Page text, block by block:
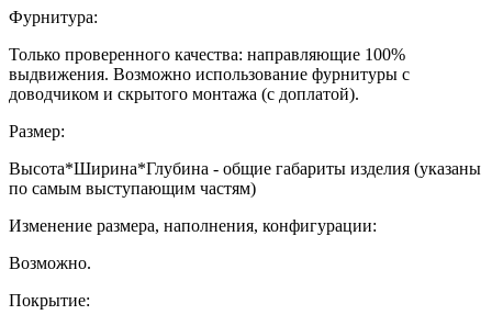
Фурнитура:
Только проверенного качества: направляющие 100%
выдвижения. Возможно использование фурнитуры с
доводчиком и скрытого монтажа (с доплатой).
Размер:
Высота*Ширина*Глубина - общие габариты изделия (указаны
по самым выступающим частям)
Изменение размера, наполнения, конфигурации:
Возможно.
Покрытие: